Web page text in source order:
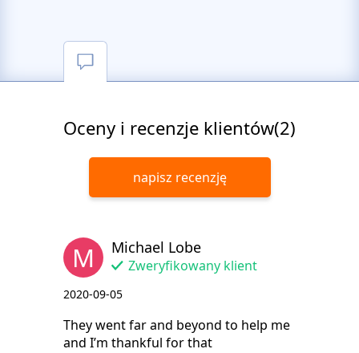
Oceny i recenzje klientów(2)
napisz recenzję
M Michael Lobe
Zweryfikowany klient
2020-09-05
They went far and beyond to help me
and I’m thankful for that